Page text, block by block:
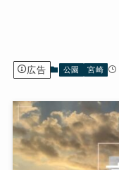
広告 公園 宮崎